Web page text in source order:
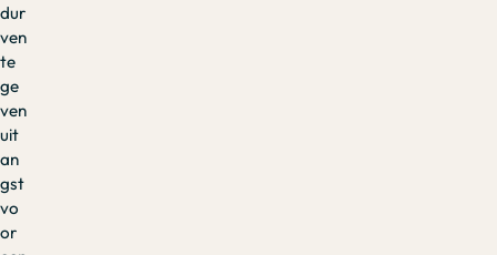
dur
ven
te
ge
ven
uit
an
gst
vo
or